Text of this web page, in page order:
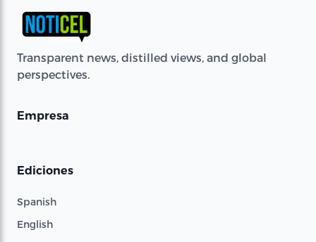
Transparent news, distilled views, and global
perspectives.
Empresa
Ediciones
Spanish
English